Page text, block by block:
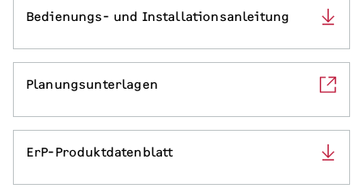
Bedienungs- und Installationsanleitung
Planungsunterlagen
ErP-Produktdatenblatt